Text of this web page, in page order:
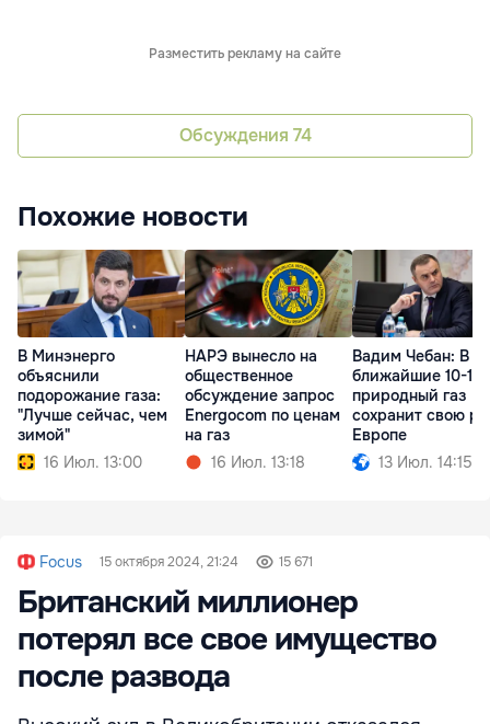
Разместить рекламу на сайте
Обсуждения 74
Похожие новости
В Минэнерго
объяснили
подорожание газа:
"Лучше сейчас, чем
зимой"
16 Июл. 13:00
НАРЭ вынесло на
общественное
обсуждение запрос
Energocom по ценам
на газ
16 Июл. 13:18
Вадим Чебан: В
ближайшие 10-15
природный газ
сохранит свою
Европе
13 Июл. 14:15
Focus 15 октября 2024, 21:24 15 671
Британский миллионер
потерял все свое имущество
после развода